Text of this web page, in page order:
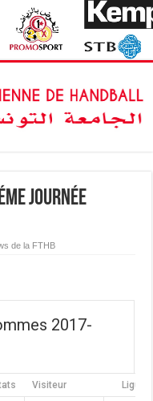
Journée
de la FTHB
2017-
Visiteur Ligue